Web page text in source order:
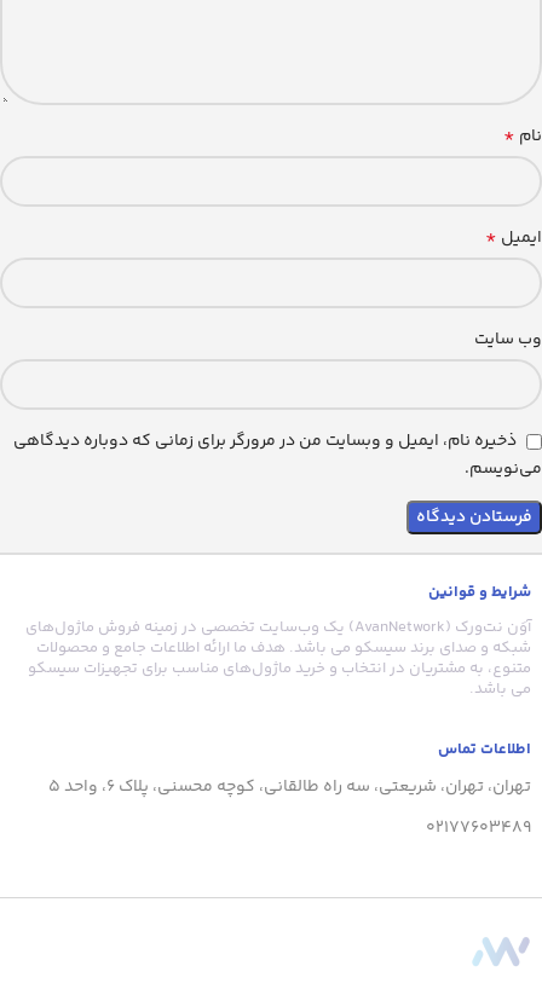
نام *
ایمیل *
وب‌ سایت
ذخیره نام، ایمیل و وبسایت من در مرورگر برای زمانی که دوباره دیدگاهی
می‌نویسم.
شرایط و قوانین
آوَن نت‌ورک (AvanNetwork) یک وب‌سایت تخصصی در زمینه فروش ماژول‌های
شبکه و صدای برند سیسکو می باشد. هدف ما ارائه اطلاعات جامع و محصولات
متنوع، به مشتریان در انتخاب و خرید ماژول‌های مناسب برای تجهیزات سیسکو
می باشد.
اطلاعات تماس
تهران، تهران، شریعتی، سه راه طالقانی، کوچه محسنی، پلاک 6، واحد 5
02177603489